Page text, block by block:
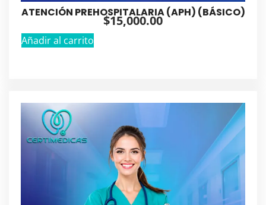
ATENCIÓN PREHOSPITALARIA (APH) (BÁSICO)
$15,000.00
Añadir al carrito